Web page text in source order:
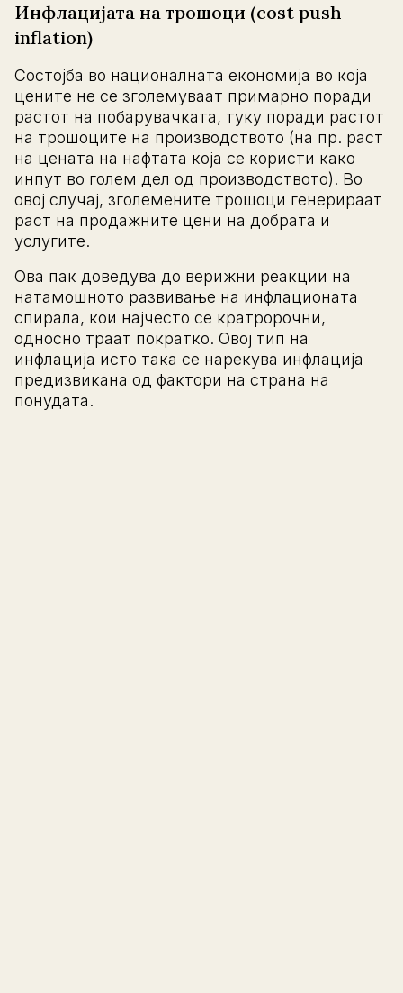
Инфлацијата на трошоци (cost push
inflation)
Состојба во националната економија во која
цените не се зголемуваат примарно поради
растот на побарувачката, туку поради растот
на трошоците на производството (на пр. раст
на цената на нафтата која се користи како
инпут во голем дел од производството). Во
овој случај, зголемените трошоци генерираат
раст на продажните цени на добрата и
услугите.
Ова пак доведува до верижни реакции на
натамошното развивање на инфлационата
спирала, кои најчесто се кратророчни,
односно траат пократко. Овој тип на
инфлација исто така се нарекува инфлација
предизвикана од фактори на страна на
понудата.